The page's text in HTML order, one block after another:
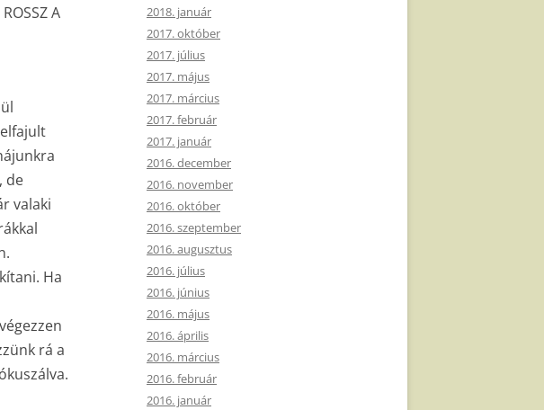
A
de
valaki
Ha
rá a
2018. január
2017. október
2017. július
2017. május
2017. március
2017. február
2017. január
2016. december
2016. november
2016. október
2016. szeptember
2016. augusztus
2016. július
2016. június
2016. május
2016. április
2016. március
2016. február
2016. január